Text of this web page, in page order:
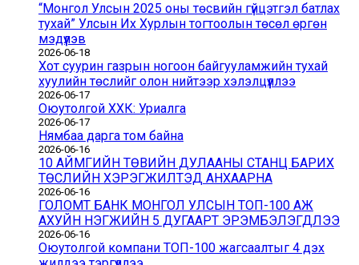
“Монгол Улсын 2025 оны төсвийн гүйцэтгэл батлах
тухай” Улсын Их Хурлын тогтоолын төсөл өргөн
мэдүүлэв
2026-06-18
Хот суурин газрын ногоон байгууламжийн тухай
хуулийн төслийг олон нийтээр хэлэлцүүллээ
2026-06-17
Оюутолгой ХХК: Уриалга
2026-06-17
Нямбаа дарга том байна
2026-06-16
10 АЙМГИЙН ТӨВИЙН ДУЛААНЫ СТАНЦ БАРИХ
ТӨСЛИЙН ХЭРЭГЖИЛТЭД АНХААРНА
2026-06-16
ГОЛОМТ БАНК МОНГОЛ УЛСЫН ТОП-100 АЖ
АХУЙН НЭГЖИЙН 5 ДУГААРТ ЭРЭМБЭЛЭГДЛЭЭ
2026-06-16
Оюутолгой компани ТОП-100 жагсаалтыг 4 дэх